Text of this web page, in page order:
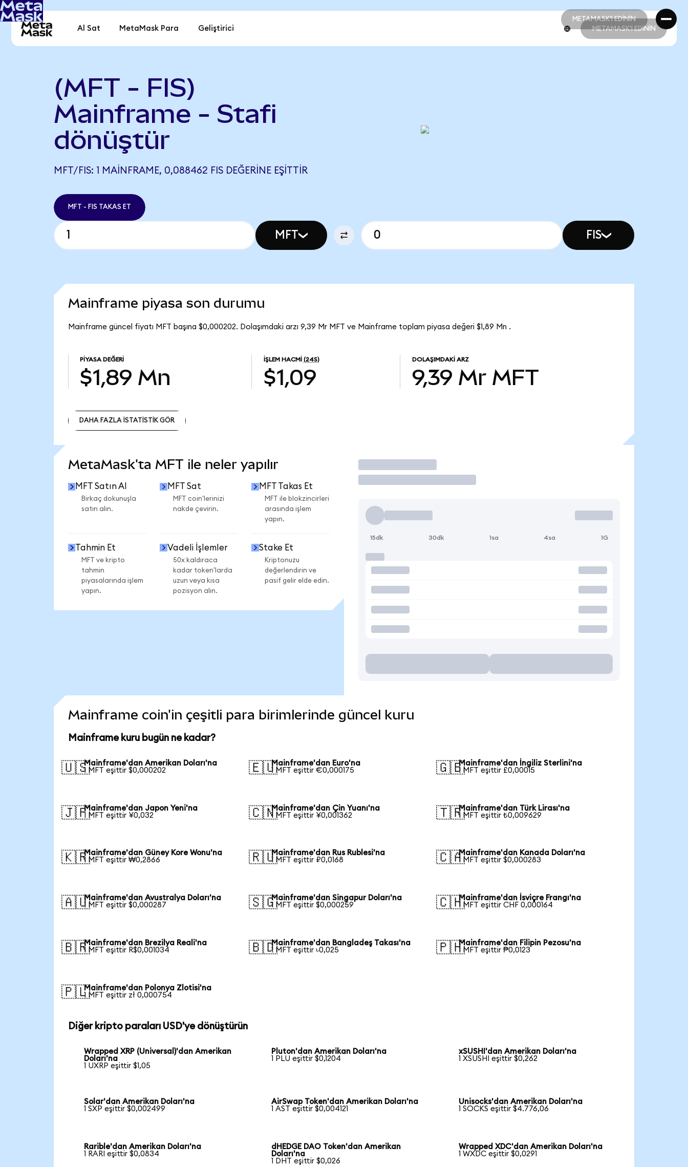
METAMASK'I EDİNİN
METAMASK'I EDİNİN
Al Sat MetaMask Para Geliştirici METAMASK'I EDİNİN
(MFT - FIS)
Mainframe - Stafi
dönüştür
MFT/FIS: 1 MAINFRAME, 0,088462 FIS DEĞERINE EŞITTIR
MFT - FIS TAKAS ET
MFT FIS
Mainframe piyasa son durumu
Mainframe güncel fiyatı MFT başına $0,000202. Dolaşımdaki arzı 9,39 Mr MFT ve Mainframe toplam piyasa değeri $1,89 Mn .
PIYASA DEĞERI
$1,89 Mn
İŞLEM HACMI (24S)
$1,09
DOLAŞIMDAKI ARZ
9,39 Mr MFT
DAHA FAZLA İSTATİSTİK GÖR
MetaMask'ta MFT ile neler yapılır
MFT Satın Al
Birkaç dokunuşla
satın alın.
MFT Sat
MFT coin'lerinizi
nakde çevirin.
MFT Takas Et
MFT ile blokzincirleri
arasında işlem
yapın.
Tahmin Et
MFT ve kripto
tahmin
piyasalarında işlem
yapın.
Vadeli İşlemler
50x kaldıraca
kadar token'larda
uzun veya kısa
pozisyon alın.
Stake Et
Kriptonuzu
değerlendirin ve
pasif gelir elde edin.
İşlem Yap
15dk 30dk 1sa 4sa 1G
Mainframe coin'in çeşitli para birimlerinde güncel kuru
Mainframe kuru bugün ne kadar?
🇺🇸Mainframe'dan Amerikan Doları'na
1 MFT eşittir $0,000202
🇪🇺Mainframe'dan Euro'na
1 MFT eşittir €0,000175
🇬🇧Mainframe'dan İngiliz Sterlini'na
1 MFT eşittir £0,00015
🇯🇵Mainframe'dan Japon Yeni'na
1 MFT eşittir ¥0,032
🇨🇳Mainframe'dan Çin Yuanı'na
1 MFT eşittir ¥0,001362
🇹🇷Mainframe'dan Türk Lirası'na
1 MFT eşittir ₺0,009629
🇰🇷Mainframe'dan Güney Kore Wonu'na
1 MFT eşittir ₩0,2866
🇷🇺Mainframe'dan Rus Rublesi'na
1 MFT eşittir ₽0,0168
🇨🇦Mainframe'dan Kanada Doları'na
1 MFT eşittir $0,000283
🇦🇺Mainframe'dan Avustralya Doları'na
1 MFT eşittir $0,000287
🇸🇬Mainframe'dan Singapur Doları'na
1 MFT eşittir $0,000259
🇨🇭Mainframe'dan İsviçre Frangı'na
1 MFT eşittir CHF 0,000164
🇧🇷Mainframe'dan Brezilya Reali'na
1 MFT eşittir R$0,001034
🇧🇩Mainframe'dan Bangladeş Takası'na
1 MFT eşittir ৳0,025
🇵🇭Mainframe'dan Filipin Pezosu'na
1 MFT eşittir ₱0,0123
🇵🇱Mainframe'dan Polonya Zlotisi'na
1 MFT eşittir zł 0,000754
Diğer kripto paraları USD'ye dönüştürün
Wrapped XRP (Universal)'dan Amerikan
Doları'na
1 UXRP eşittir $1,05
Pluton'dan Amerikan Doları'na
1 PLU eşittir $0,1204
xSUSHI'dan Amerikan Doları'na
1 XSUSHI eşittir $0,262
Solar'dan Amerikan Doları'na
1 SXP eşittir $0,002499
AirSwap Token'dan Amerikan Doları'na
1 AST eşittir $0,004121
Unisocks'dan Amerikan Doları'na
1 SOCKS eşittir $4.776,06
Rarible'dan Amerikan Doları'na
1 RARI eşittir $0,0834
dHEDGE DAO Token'dan Amerikan
Doları'na
1 DHT eşittir $0,026
Wrapped XDC'dan Amerikan Doları'na
1 WXDC eşittir $0,0291